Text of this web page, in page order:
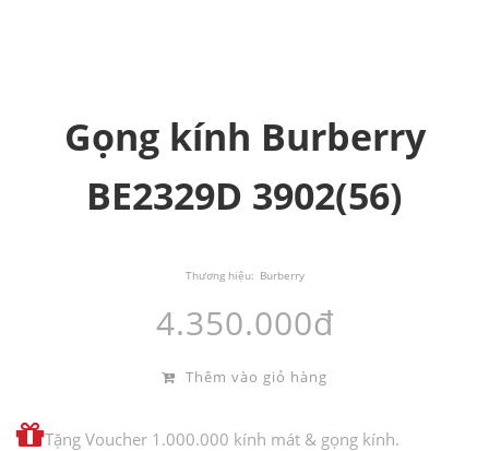
Gọng kính Burberry
BE2329D 3902(56)
Thương hiệu: Burberry
4.350.000đ
Thêm vào giỏ hàng
Tặng Voucher 1.000.000 kính mát & gọng kính.